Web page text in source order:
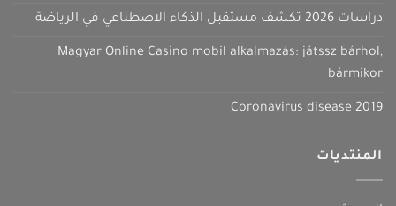
دراسات 2026 تكشف مستقبل الذكاء الاصطناعي في الرياضة
Magyar Online Casino mobil alkalmazás: játssz bárhol,
bármikor
Coronavirus disease 2019
المنتديات